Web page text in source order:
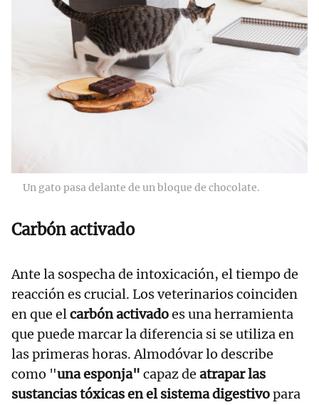
Un gato pasa delante de un bloque de chocolate.
Carbón activado
Ante la sospecha de intoxicación, el tiempo de
reacción es crucial. Los veterinarios coinciden
en que elcarbón activadoes una herramienta
que puede marcar la diferencia si se utiliza en
las primeras horas. Almodóvar lo describe
como "una esponja" capaz de atrapar las
sustancias tóxicas en el sistema digestivopara